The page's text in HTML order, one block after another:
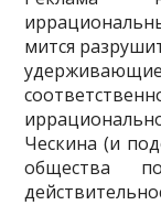
мится
удерживающие
Ческина (и
общества